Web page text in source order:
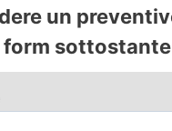
un
form